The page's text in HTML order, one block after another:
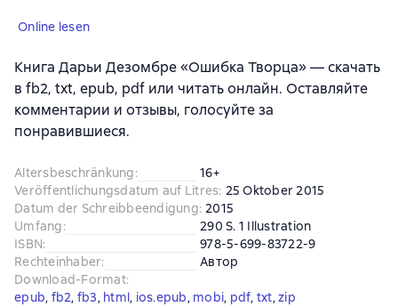
Online lesen
Книга Дарьи Дезомбре «Ошибка Творца» — скачать
в fb2, txt, epub, pdf или читать онлайн. Оставляйте
комментарии и отзывы, голосуйте за
понравившиеся.
Altersbeschränkung:
16+
Veröffentlichungsdatum auf Litres: 25 Oktober 2015
Datum der Schreibbeendigung: 2015
Umfang:
290 S. 1 Illustration
ISBN:
978-5-699-83722-9
Rechteinhaber:
Автор
Download-Format:
epub, fb2, fb3, html, ios.epub, mobi, pdf, txt, zip